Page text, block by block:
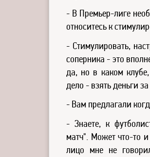
- В Премьер-лиге
относитесь к
- Стимулировать,
соперника - это
да, но в каком
дело - взять деньги
- Вам предлагали
- Знаете, к
матч". Может что-то и
лицо мне не